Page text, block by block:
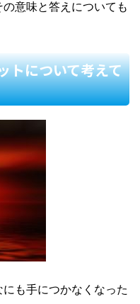
意味と答えについても
トについて考えて
も手につかなくなった